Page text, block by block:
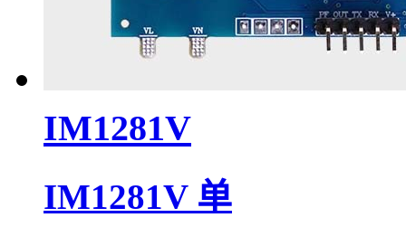
IM1281V
IM1281V 单